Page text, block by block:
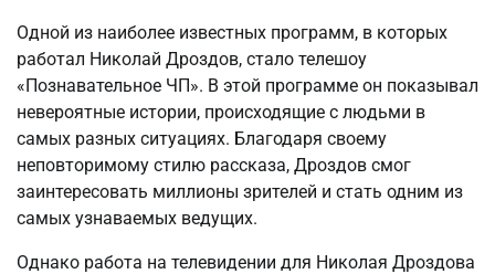
Одной из наиболее известных программ, в которых
работал Николай Дроздов, стало телешоу
«Познавательное ЧП». В этой программе он показывал
невероятные истории, происходящие с людьми в
самых разных ситуациях. Благодаря своему
неповторимому стилю рассказа, Дроздов смог
заинтересовать миллионы зрителей и стать одним из
самых узнаваемых ведущих.
Однако работа на телевидении для Николая Дроздова